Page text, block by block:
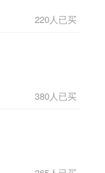
220人已买
380人已买